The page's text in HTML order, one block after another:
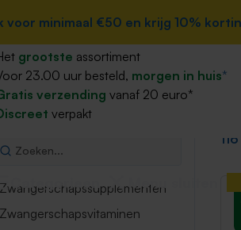
naar de hoofdnavigatie
voor minimaal €50 en krijg 10%
voor minimaal €50 en krijg 10%
grootste assortiment
23.00 uur besteld, morgen in huis*
verzending vanaf 20 euro*
verpakt
Categorieen Menu sluiten
Zwanger, baby & kind
Zwanger, baby & kind
Zwangerschapssupplementen
Zwangerschapsvitaminen